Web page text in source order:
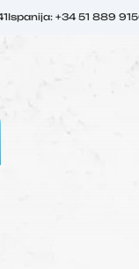
Ispanija: +34 51 889